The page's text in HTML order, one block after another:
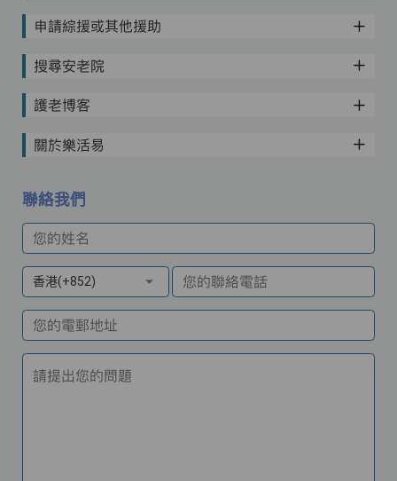
申請綜援或其他援助
搜尋安老院
護老博客
關於樂活易
聯絡我們
您的姓名
香港(+852) 您的聯絡電話
您的電郵地址
請提出您的問題